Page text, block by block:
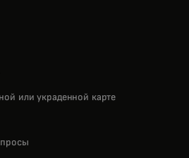
или украденной карте